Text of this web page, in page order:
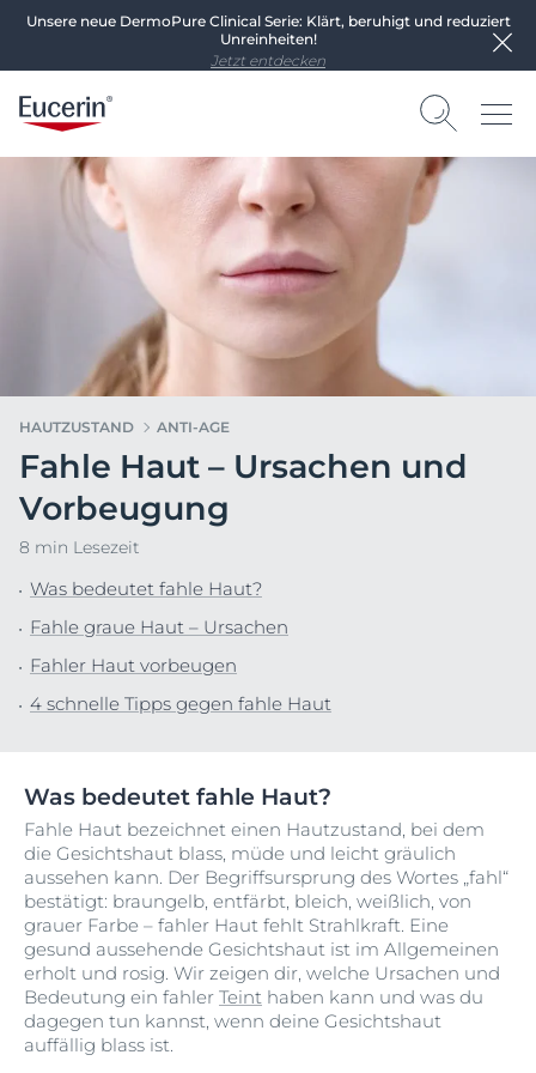
Unsere neue DermoPure Clinical Serie: Klärt, beruhigt und reduziert
Unreinheiten!
Jetzt entdecken
HAUTZUSTAND ANTI-AGE
Fahle Haut – Ursachen und
Vorbeugung
8 min Lesezeit
Was bedeutet fahle Haut?
Fahle graue Haut – Ursachen
Fahler Haut vorbeugen
4 schnelle Tipps gegen fahle Haut
Was bedeutet fahle Haut?
Fahle Haut bezeichnet einen Hautzustand, bei dem
die Gesichtshaut blass, müde und leicht gräulich
aussehen kann. Der Begriffsursprung des Wortes „fahl“
bestätigt: braungelb, entfärbt, bleich, weißlich, von
grauer Farbe – fahler Haut fehlt Strahlkraft. Eine
gesund aussehende Gesichtshaut ist im Allgemeinen
erholt und rosig. Wir zeigen dir, welche Ursachen und
Bedeutung ein fahler Teint haben kann und was du
dagegen tun kannst, wenn deine Gesichtshaut
auffällig blass ist.